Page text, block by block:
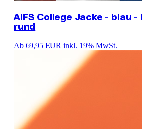
AIFS College Jacke - blau -
rund
Ab 69,95 EUR inkl. 19% MwSt.